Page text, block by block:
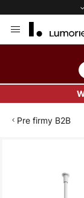
to
Pre firmy B2B